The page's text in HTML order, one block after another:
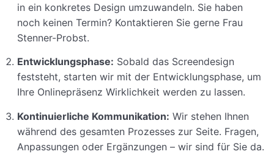
in ein konkretes Design umzuwandeln. Sie haben
noch keinen Termin? Kontaktieren Sie gerne Frau
Stenner-Probst.
Entwicklungsphase: Sobald das Screendesign
feststeht, starten wir mit der Entwicklungsphase, um
Ihre Onlinepräsenz Wirklichkeit werden zu lassen.
Kontinuierliche Kommunikation: Wir stehen Ihnen
während des gesamten Prozesses zur Seite. Fragen,
Anpassungen oder Ergänzungen – wir sind für Sie da.